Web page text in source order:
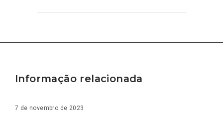
Informação relacionada
7 de novembro de 2023